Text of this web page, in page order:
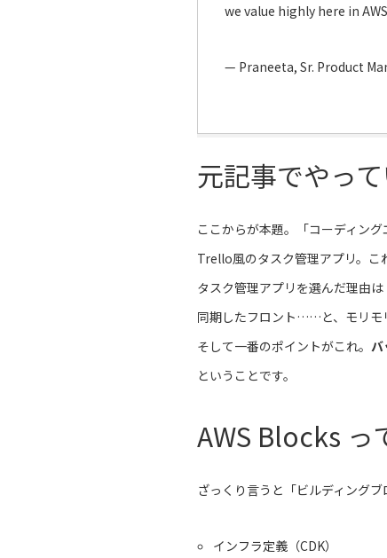
we value highly here in
— Praneeta, Sr. Product
元記事でやっ
ここからが本題。「コーディン
Trello風のタスク管理アプリ。こ
タスク管理アプリを選んだ理由
同期したフロント……と、モリモ
そして一番のポイントがこれ。
ということです。
AWS Blocks っ
ざっくり言うと「ビルディング
インフラ定義（CDK）